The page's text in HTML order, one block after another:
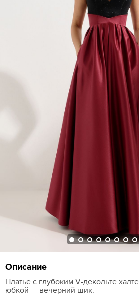
Описание
Платье с глубоким V-декольте
юбкой — вечерний шик.